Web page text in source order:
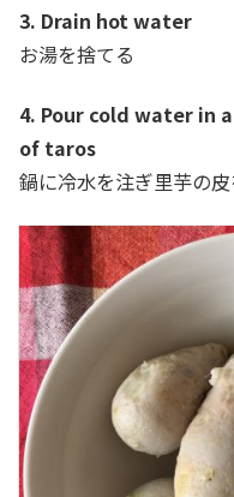
3. Drain hot water
お湯を捨てる
4. Pour cold water in
of taros
鍋に冷水を注ぎ里芋の皮